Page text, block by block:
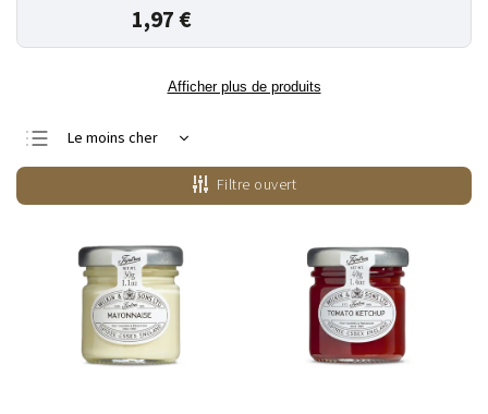
1,97 €
Afficher plus de produits
Le moins cher
Le plus cher
Bestsellers
Alphabétiquement
Filtre ouvert